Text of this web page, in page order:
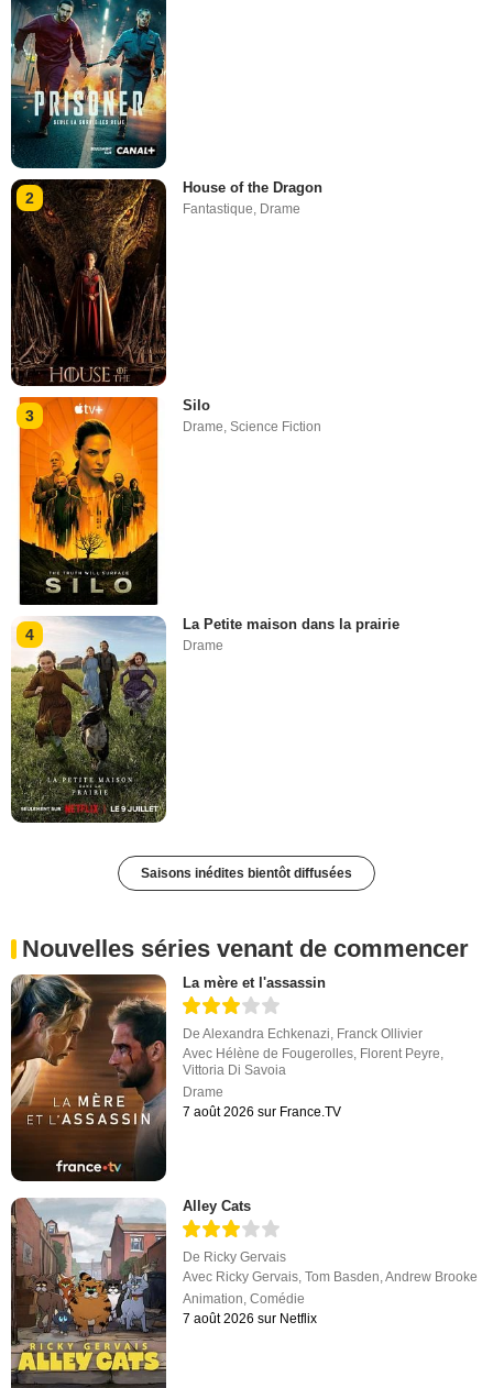
2
House of the Dragon
Fantastique, Drame
3
Silo
Drame,Science Fiction
4
La Petite maison dans la prairie
Drame
Saisons inédites bientôt diffusées
Nouvelles séries venant de commencer
La mère et l'assassin
DeAlexandra Echkenazi, Franck Ollivier
Avec Hélène de Fougerolles, Florent Peyre,
Vittoria Di Savoia
Drame
7 août 2026 sur France.TV
Alley Cats
De Ricky Gervais
Avec Ricky Gervais,Tom Basden,Andrew Brooke
Animation,Comédie
7 août 2026 sur Netflix